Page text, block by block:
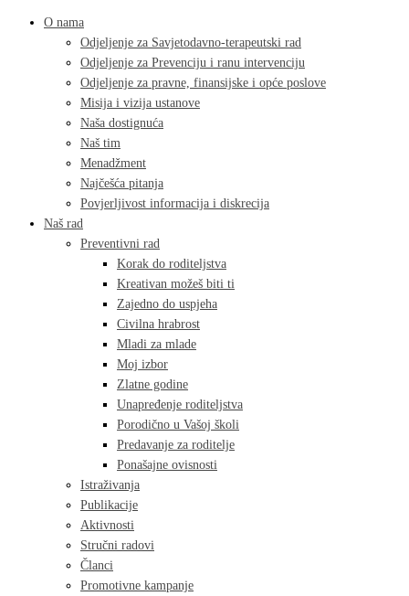
O nama
Odjeljenje za Savjetodavno-terapeutski rad
Odjeljenje za Prevenciju i ranu intervenciju
Odjeljenje za pravne, finansijske i opće poslove
Misija i vizija ustanove
Naša dostignuća
Naš tim
Menadžment
Najčešća pitanja
Povjerljivost informacija i diskrecija
Naš rad
Preventivni rad
Korak do roditeljstva
Kreativan možeš biti ti
Zajedno do uspjeha
Civilna hrabrost
Mladi za mlade
Moj izbor
Zlatne godine
Unapređenje roditeljstva
Porodično u Vašoj školi
Predavanje za roditelje
Ponašajne ovisnosti
Istraživanja
Publikacije
Aktivnosti
Stručni radovi
Članci
Promotivne kampanje